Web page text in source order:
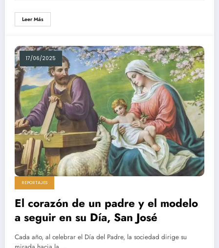
Leer Más
17/06/2025
REPORTAJES
El corazón de un padre y el modelo
a seguir en su Día, San José
Cada año, al celebrar el Día del Padre, la sociedad dirige su